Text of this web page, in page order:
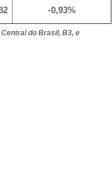
-0,93%
do Brasil, B3, e